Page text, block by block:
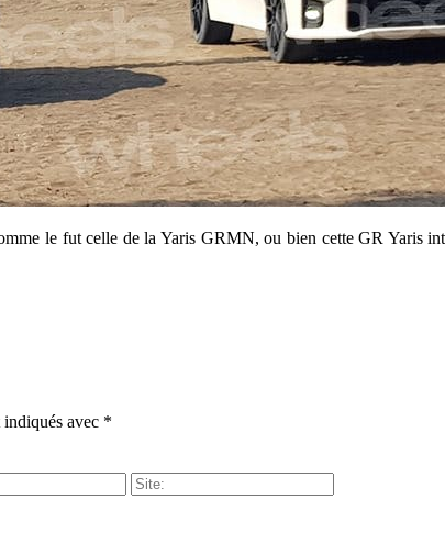
le fut celle de la Yaris GRMN, ou bien cette GR Yaris
avec *